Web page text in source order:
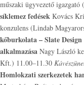
műszaki ügyvezető
síklemez fedések Kovács
konzulens (Lindab
kőburkolata – Slate
alkalmazása Nagy László
Kft.) 11.00–11.30
Homlokzati szerkezetek